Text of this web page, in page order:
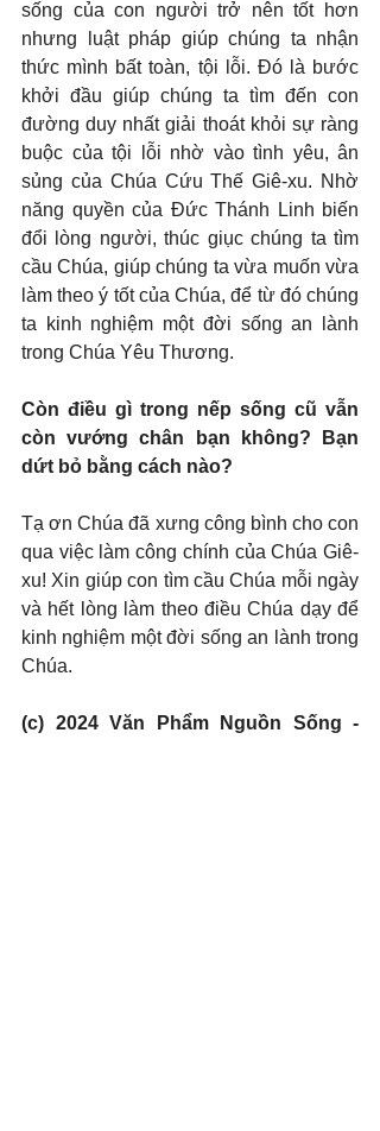
sống của con người trở nên tốt hơn
nhưng luật pháp giúp chúng ta nhận
thức mình bất toàn, tội lỗi. Đó là bước
khởi đầu giúp chúng ta tìm đến con
đường duy nhất giải thoát khỏi sự ràng
buộc của tội lỗi nhờ vào tình yêu, ân
sủng của Chúa Cứu Thế Giê-xu. Nhờ
năng quyền của Đức Thánh Linh biến
đổi lòng người, thúc giục chúng ta tìm
cầu Chúa, giúp chúng ta vừa muốn vừa
làm theo ý tốt của Chúa, để từ đó chúng
ta kinh nghiệm một đời sống an lành
trong Chúa Yêu Thương.
Còn điều gì trong nếp sống cũ vẫn
còn vướng chân bạn không? Bạn
dứt bỏ bằng cách nào?
Tạ ơn Chúa đã xưng công bình cho con
qua việc làm công chính của Chúa Giê-
xu! Xin giúp con tìm cầu Chúa mỗi ngày
và hết lòng làm theo điều Chúa dạy để
kinh nghiệm một đời sống an lành trong
Chúa.
(c) 2024 Văn Phẩm Nguồn Sống -